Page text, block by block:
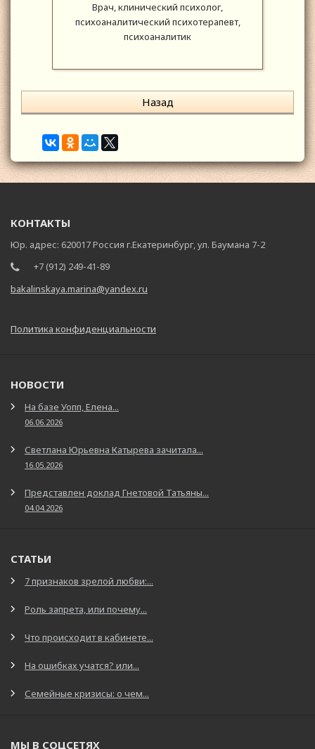
Врач, клинический психолог,
психоаналитический психотерапевт,
психоаналитик
Назад
КОНТАКТЫ
Юр. адрес: 620017 Россия г.Екатеринбург, ул. Баумана 7-2
+7 (912) 249-41-89
bakalinskaya.marina@yandex.ru
Политика конфиденциальности
НОВОСТИ
На базе Уопп, Елена...
06.06.2026
Светлана Юрьевна Катырева зачитала...
16.05.2026
Представлен доклад Гнетовой Татьяны...
04.04.2026
СТАТЬИ
7 признаков зрелой любви:...
Роль запрета, или почему...
Что происходит в кабинете...
На ошибках учатся? или...
Семейные кризисы: о чем...
МЫ В СОЦСЕТЯХ